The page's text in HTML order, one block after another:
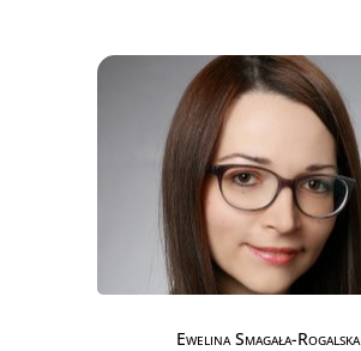
Ewelina Smagała-Rogalska